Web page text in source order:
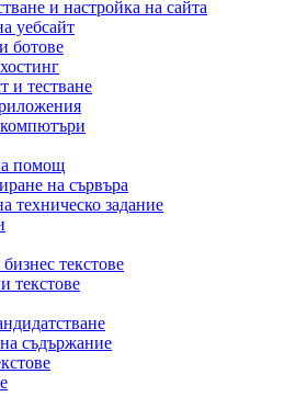
и настройка на сайта
уебсайт
ботове
и тестване
помощ
на сървъра
техническо задание
текстове
текстове
съдържание